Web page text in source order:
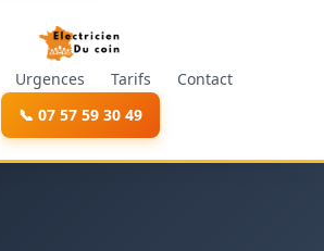
Urgences Tarifs
Contact
📞 07 57 59 30 49